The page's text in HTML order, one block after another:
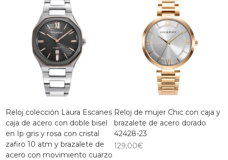
Reloj colección Laura Escanes
caja de acero con doble bisel
en Ip gris y rosa con cristal
zafiro 10 atm y brazalete de
acero con movimiento cuarzo
Reloj de mujer Chic con caja y
brazalete de acero dorado
42428-23
129,00€